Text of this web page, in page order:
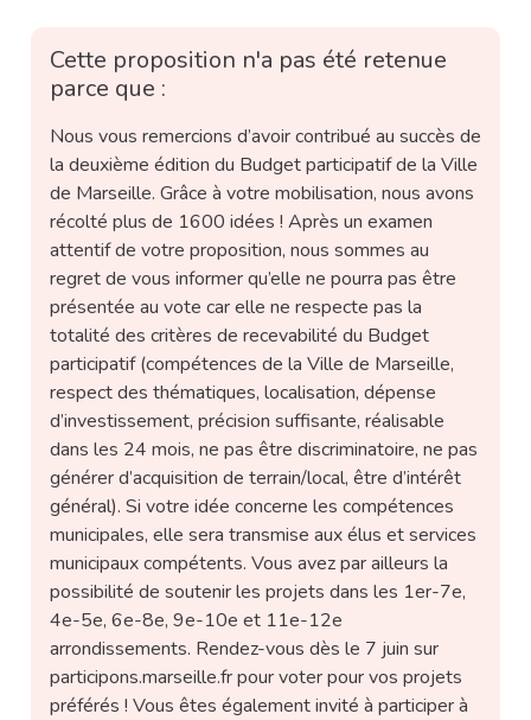
Cette proposition n'a pas été retenue
parce que :
Nous vous remercions d’avoir contribué au succès de
la deuxième édition du Budget participatif de la Ville
de Marseille. Grâce à votre mobilisation, nous avons
récolté plus de 1600 idées ! Après un examen
attentif de votre proposition, nous sommes au
regret de vous informer qu’elle ne pourra pas être
présentée au vote car elle ne respecte pas la
totalité des critères de recevabilité du Budget
participatif (compétences de la Ville de Marseille,
respect des thématiques, localisation, dépense
d’investissement, précision suffisante, réalisable
dans les 24 mois, ne pas être discriminatoire, ne pas
générer d’acquisition de terrain/local, être d’intérêt
général). Si votre idée concerne les compétences
municipales, elle sera transmise aux élus et services
municipaux compétents. Vous avez par ailleurs la
possibilité de soutenir les projets dans les 1er-7e,
4e-5e, 6e-8e, 9e-10e et 11e-12e
arrondissements. Rendez-vous dès le 7 juin sur
participons.marseille.fr pour voter pour vos projets
préférés ! Vous êtes également invité à participer à